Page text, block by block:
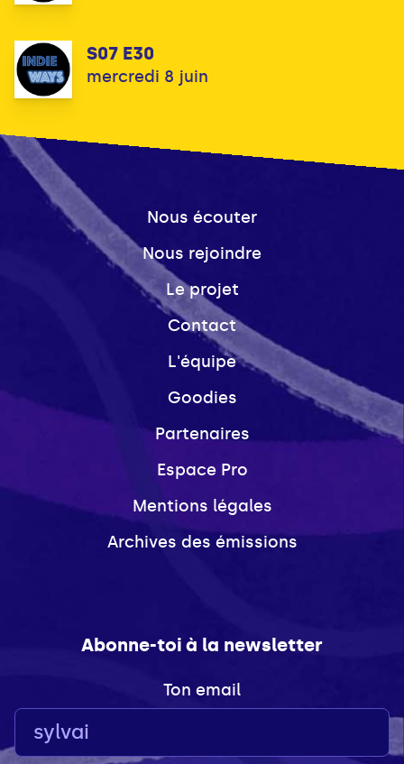
S07 E30
mercredi 8 juin
Nous écouter
Nous rejoindre
Le projet
Contact
L'équipe
Goodies
Partenaires
Espace Pro
Mentions légales
Archives des émissions
Abonne-toi à la newsletter
Ton email